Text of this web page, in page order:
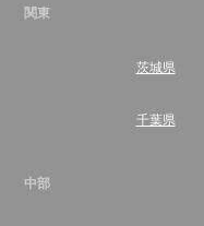
関東
茨城県
千葉県
中部